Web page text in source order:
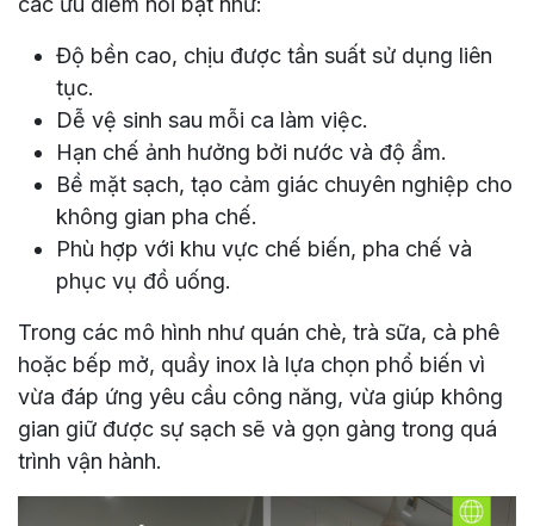
Độ bền cao, chịu được tần suất sử dụng liên
tục.
Dễ vệ sinh sau mỗi ca làm việc.
Hạn chế ảnh hưởng bởi nước và độ ẩm.
Bề mặt sạch, tạo cảm giác chuyên nghiệp cho
không gian pha chế.
Phù hợp với khu vực chế biến, pha chế và
phục vụ đồ uống.
Trong các mô hình như quán chè, trà sữa, cà phê
hoặc bếp mở, quầy inox là lựa chọn phổ biến vì
vừa đáp ứng yêu cầu công năng, vừa giúp không
gian giữ được sự sạch sẽ và gọn gàng trong quá
trình vận hành.